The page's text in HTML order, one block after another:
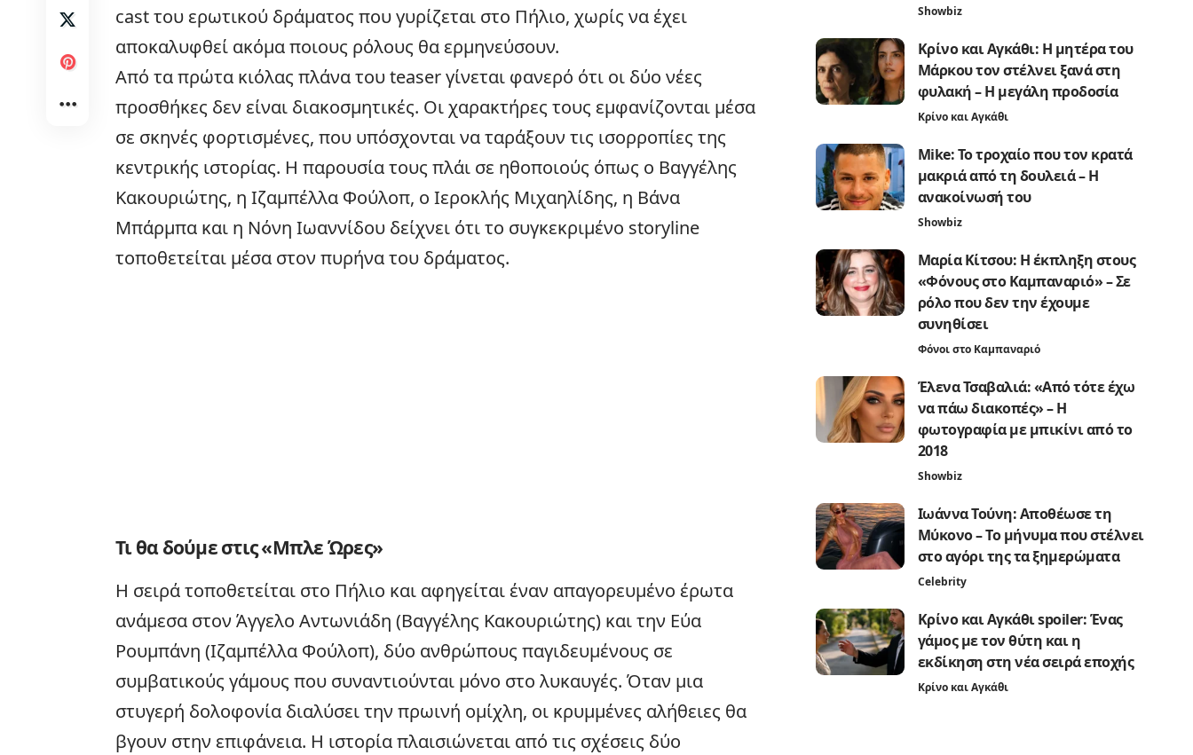
cast του ερωτικού δράματος που γυρίζεται στο Πήλιο, χωρίς να έχει
αποκαλυφθεί ακόμα ποιους ρόλους θα ερμηνεύσουν.
Από τα πρώτα κιόλας πλάνα του teaser γίνεται φανερό ότι οι δύο νέες
προσθήκες δεν είναι διακοσμητικές. Οι χαρακτήρες τους εμφανίζονται μέσα
σε σκηνές φορτισμένες, που υπόσχονται να ταράξουν τις ισορροπίες της
κεντρικής ιστορίας. Η παρουσία τους πλάι σε ηθοποιούς όπως ο Βαγγέλης
Κακουριώτης, η Ιζαμπέλλα Φούλοπ, ο Ιεροκλής Μιχαηλίδης, η Βάνα
Μπάρμπα και η Νόνη Ιωαννίδου δείχνει ότι το συγκεκριμένο storyline
τοποθετείται μέσα στον πυρήνα του δράματος.
Τι θα δούμε στις «Μπλε Ώρες»
Η σειρά τοποθετείται στο Πήλιο και αφηγείται έναν απαγορευμένο έρωτα
ανάμεσα στον Άγγελο Αντωνιάδη (Βαγγέλης Κακουριώτης) και την Εύα
Ρουμπάνη (Ιζαμπέλλα Φούλοπ), δύο ανθρώπους παγιδευμένους σε
συμβατικούς γάμους που συναντιούνται μόνο στο λυκαυγές. Όταν μια
στυγερή δολοφονία διαλύσει την πρωινή ομίχλη, οι κρυμμένες αλήθειες θα
βγουν στην επιφάνεια. Η ιστορία πλαισιώνεται από τις σχέσεις δύο
Showbiz
Κρίνο και Αγκάθι: Η μητέρα του
Μάρκου τον στέλνει ξανά στη
φυλακή – Η μεγάλη προδοσία
Κρίνο και Αγκάθι
Mike: Το τροχαίο που τον κρατά
μακριά από τη δουλειά – Η
ανακοίνωσή του
Showbiz
Μαρία Κίτσου: Η έκπληξη στους
«Φόνους στο Καμπαναριό» – Σε
ρόλο που δεν την έχουμε
συνηθίσει
Φόνοι στο Καμπαναριό
Έλενα Τσαβαλιά: «Από τότε έχω
να πάω διακοπές» – Η
φωτογραφία με μπικίνι από το
2018
Showbiz
Ιωάννα Τούνη: Αποθέωσε τη
Μύκονο – Το μήνυμα που στέλνει
στο αγόρι της τα ξημερώματα
Celebrity
Κρίνο και Αγκάθι spoiler: Ένας
γάμος με τον θύτη και η
εκδίκηση στη νέα σειρά εποχής
Κρίνο και Αγκάθι